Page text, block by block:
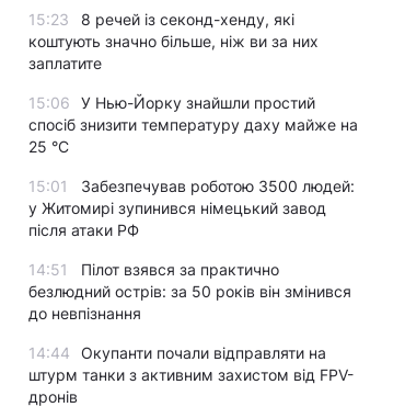
15:23
8 речей із секонд-хенду, які
коштують значно більше, ніж ви за них
заплатите
15:06
У Нью-Йорку знайшли простий
спосіб знизити температуру даху майже на
25 °C
15:01
Забезпечував роботою 3500 людей:
у Житомирі зупинився німецький завод
після атаки РФ
14:51
Пілот взявся за практично
безлюдний острів: за 50 років він змінився
до невпізнання
14:44
Окупанти почали відправляти на
штурм танки з активним захистом від FPV-
дронів